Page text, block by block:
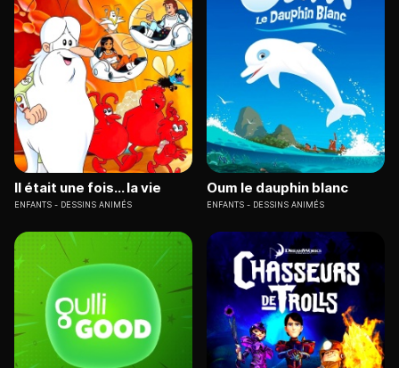
Il était une fois... la vie
ENFANTS DESSINS ANIMÉS
Oum le dauphin blanc
ENFANTS DESSINS ANIMÉS